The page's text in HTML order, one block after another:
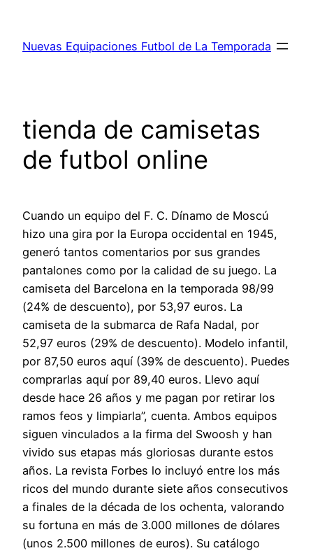
contenido
Nuevas Equipaciones Futbol de La Temporada
tienda de camisetas
de futbol online
Cuando un equipo del F. C. Dínamo de Moscú
hizo una gira por la Europa occidental en 1945,
generó tantos comentarios por sus grandes
pantalones como por la calidad de su juego. La
camiseta del Barcelona en la temporada 98/99
(24% de descuento), por 53,97 euros. La
camiseta de la submarca de Rafa Nadal, por
52,97 euros (29% de descuento). Modelo infantil,
por 87,50 euros aquí (39% de descuento). Puedes
comprarlas aquí por 89,40 euros. Llevo aquí
desde hace 26 años y me pagan por retirar los
ramos feos y limpiarla”, cuenta. Ambos equipos
siguen vinculados a la firma del Swoosh y han
vivido sus etapas más gloriosas durante estos
años. La revista Forbes lo incluyó entre los más
ricos del mundo durante siete años consecutivos
a finales de la década de los ochenta, valorando
su fortuna en más de 3.000 millones de dólares
(unos 2.500 millones de euros). Su catálogo